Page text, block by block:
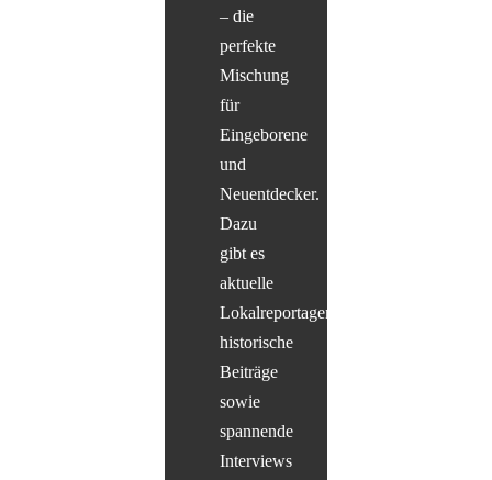
– die
perfekte
Mischung
für
Eingeborene
und
Neuentdecker.
Dazu
gibt es
aktuelle
Lokalreportagen,
historische
Beiträge
sowie
spannende
Interviews